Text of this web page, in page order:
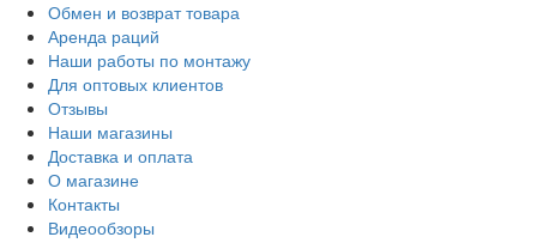
Обмен и возврат товара
Аренда раций
Наши работы по монтажу
Для оптовых клиентов
Отзывы
Наши магазины
Доставка и оплата
О магазине
Контакты
Видеообзоры